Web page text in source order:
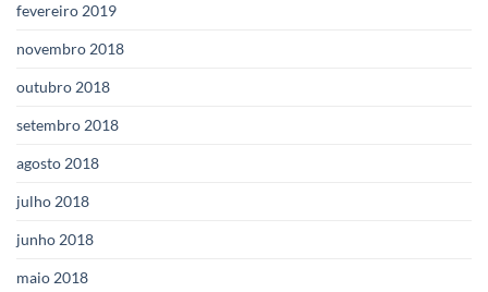
fevereiro 2019
novembro 2018
outubro 2018
setembro 2018
agosto 2018
julho 2018
junho 2018
maio 2018